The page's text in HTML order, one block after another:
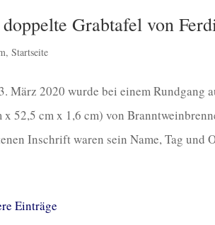
Grabtafel von
,Startseite
März 2020 wurde bei einem Rundgang
x 52,5 cm x 1,6 cm) von
Inschrift waren sein Name, Tag und
Einträge